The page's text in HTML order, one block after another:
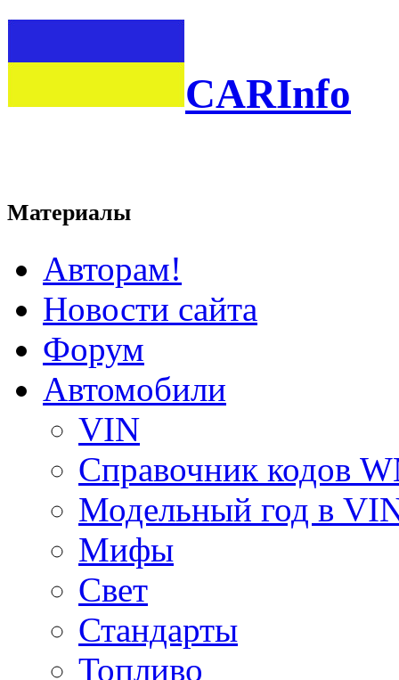
CARInfo
Материалы
Авторам!
Новости сайта
Форум
Автомобили
VIN
Справочник кодов
Модельный год в
Мифы
Свет
Стандарты
Топливо